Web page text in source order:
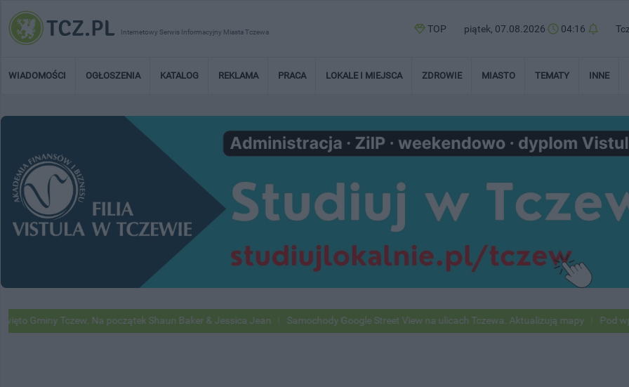
Internetowy Serwis Informacyjny Miasta Tczewa TOP piątek, 07.08.2026 04:16
WIADOMOŚCI OGŁOSZENIA KATALOG REKLAMA PRACA LOKALE I MIEJSCA ZDROWIE MIASTO TEMATY INNE
Tczew. Na początek Shaun Baker & Jessica Jean Samochody Google Street View na ulicach Tczewa. Aktualizują mapy Pod